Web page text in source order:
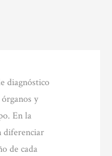
diagnóstico
y
En la
diferenciar
de cada